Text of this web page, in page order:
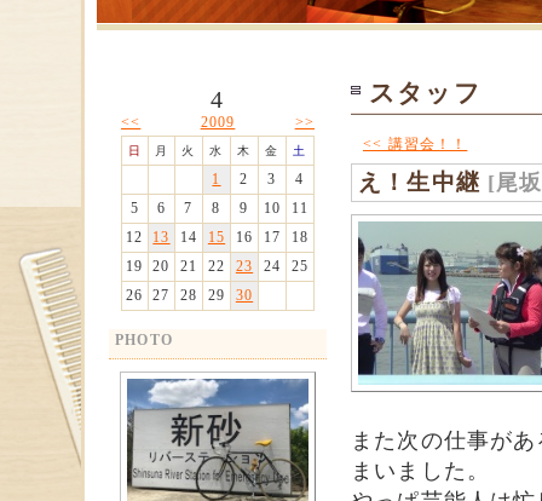
4
<< 2009 >>
日 月 火 水 木 金 土
1 2 3
4
5
6 7 8 9 10
11
12
13 14 15 16 17
18
19
20 21 22 23 24
25
26
27 28 29 30
PHOTO
スタッフ
<< 講習会！！
え！生中継 [尾
また次の仕事が
まいました。